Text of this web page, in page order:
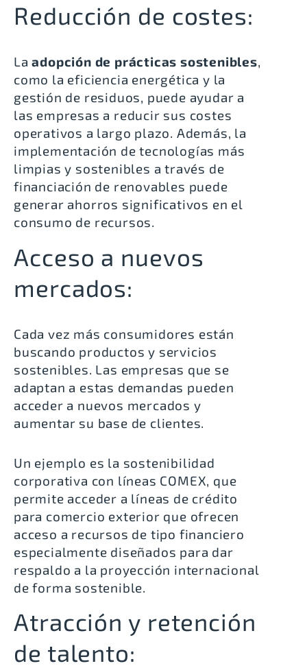
Reducción de costes:
Laadopción de prácticas sostenibles,
como la eficiencia energética y la
gestión de residuos, puede ayudar a
las empresas a reducir sus costes
operativos a largo plazo. Además, la
implementación de tecnologías más
limpias y sostenibles a través de
financiación de renovables puede
generar ahorros significativos en el
consumo de recursos.
Acceso a nuevos
mercados:
Cada vez más consumidores están
buscando productos y servicios
sostenibles. Las empresas que se
adaptan a estas demandas pueden
acceder a nuevos mercados y
aumentar su base de clientes.
Un ejemplo es la sostenibilidad
corporativa con líneas COMEX, que
permite acceder a líneas de crédito
para comercio exterior que ofrecen
acceso a recursos de tipo financiero
especialmente diseñados para dar
respaldo a la proyección internacional
de forma sostenible.
Atracción y retención
de talento: